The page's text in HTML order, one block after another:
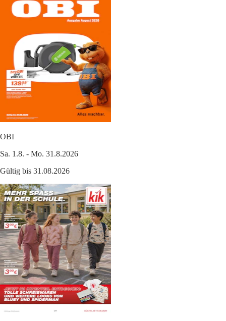
OBI
Sa. 1.8. - Mo. 31.8.2026
Gültig bis 31.08.2026